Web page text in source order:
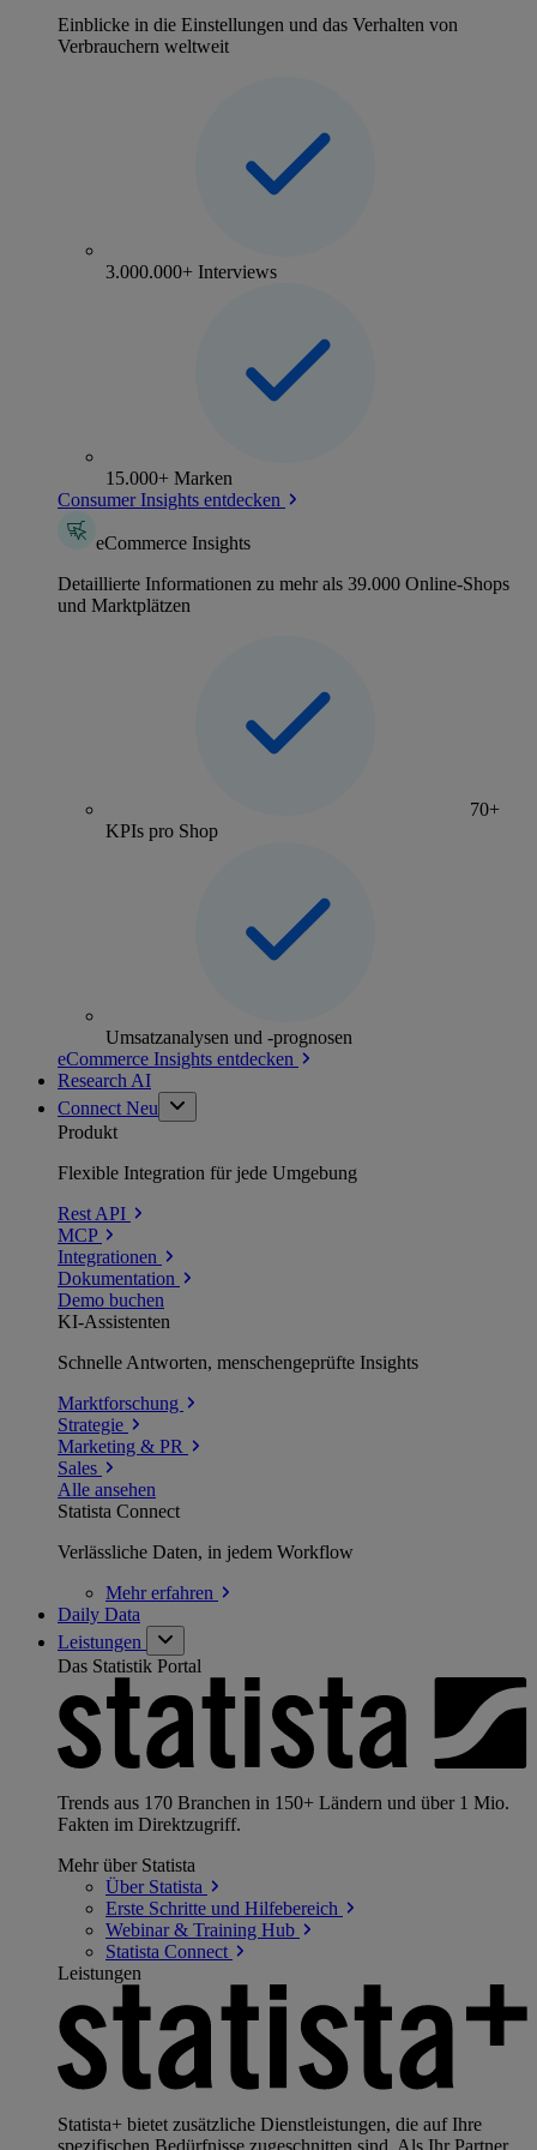
Einblicke in die Einstellungen und das Verhalten von
Verbrauchern weltweit
3.000.000+ Interviews
15.000+ Marken
Consumer Insights entdecken
eCommerce Insights
Detaillierte Informationen zu mehr als 39.000 Online-Shops
und Marktplätzen
70+
KPIs pro Shop
Umsatzanalysen und -prognosen
eCommerce Insights entdecken
Research AI
Connect Neu
Produkt
Flexible Integration für jede Umgebung
Rest API
MCP
Integrationen
Dokumentation
Demo buchen
KI-Assistenten
Schnelle Antworten, menschengeprüfte Insights
Marktforschung
Strategie
Marketing & PR
Sales
Alle ansehen
Statista Connect
Verlässliche Daten, in jedem Workflow
Mehrerfahren
Daily Data
Leistungen
Das Statistik Portal
Trends aus 170 Branchen in 150+ Ländern und über 1 Mio.
Fakten im Direktzugriff.
Mehr über Statista
Über Statista
Erste Schritte und Hilfebereich
Webinar & Training Hub
Statista Connect
Leistungen
Statista+ bietet zusätzliche Dienstleistungen, die auf Ihre
spezifischen Bedürfnisse zugeschnitten sind. Als Ihr Partner